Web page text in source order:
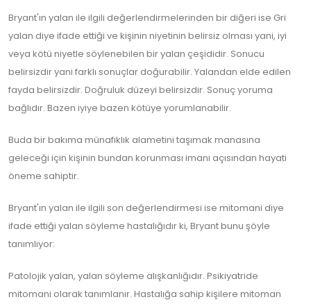
Bryant'ın yalan ile ilgili değerlendirmelerinden bir diğeri ise Gri
yalan diye ifade ettiği ve kişinin niyetinin belirsiz olması yani, iyi
veya kötü niyetle söylenebilen bir yalan çeşididir. Sonucu
belirsizdir yani farklı sonuçlar doğurabilir. Yalandan elde edilen
fayda belirsizdir. Doğruluk düzeyi belirsizdir. Sonuç yoruma
bağlıdır. Bazen iyiye bazen kötüye yorumlanabilir.
Buda bir bakıma münafıklık alametini taşımak manasına
geleceği için kişinin bundan korunması imanı açısından hayati
öneme sahiptir.
Bryant'ın yalan ile ilgili son değerlendirmesi ise mitomani diye
ifade ettiği yalan söyleme hastalığıdır ki, Bryant bunu şöyle
tanımlıyor:
Patolojik yalan, yalan söyleme alışkanlığıdır. Psikiyatride
mitomani olarak tanımlanır. Hastalığa sahip kişilere mitoman